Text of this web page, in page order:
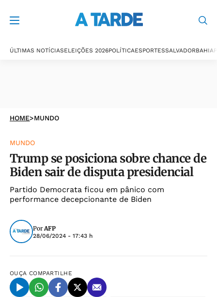
ÚLTIMAS NOTÍCIASELEIÇÕES 2026POLÍTICAESPORTESSALVADORBAHIA
HOME>MUNDO
MUNDO
Trump se posiciona sobre chance de
Biden sair de disputa presidencial
Partido Democrata ficou em pânico com
performance decepcionante de Biden
PorAFP
28/06/2024 - 17:43 h
OUÇA COMPARTILHE